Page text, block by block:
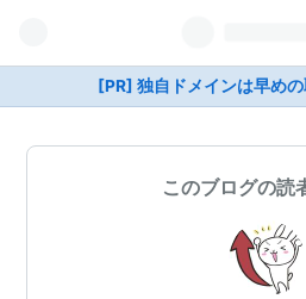
[PR] 独自ドメインは早め
このブログの読